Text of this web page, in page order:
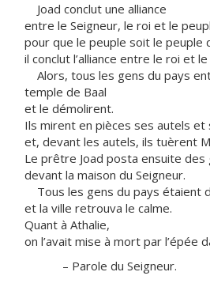
Joad conclut une alliance
entre le Seigneur, le roi et le
pour que le peuple soit le peuple
il conclut l’alliance entre le roi et
Alors, tous les gens du pays
temple de Baal
et le démolirent.
Ils mirent en pièces ses autels et
et, devant les autels, ils tuèrent
Le prêtre Joad posta ensuite des
devant la maison du Seigneur.
Tous les gens du pays étaient
et la ville retrouva le calme.
Quant à Athalie,
on l’avait mise à mort par l’épée
– Parole du Seigneur.